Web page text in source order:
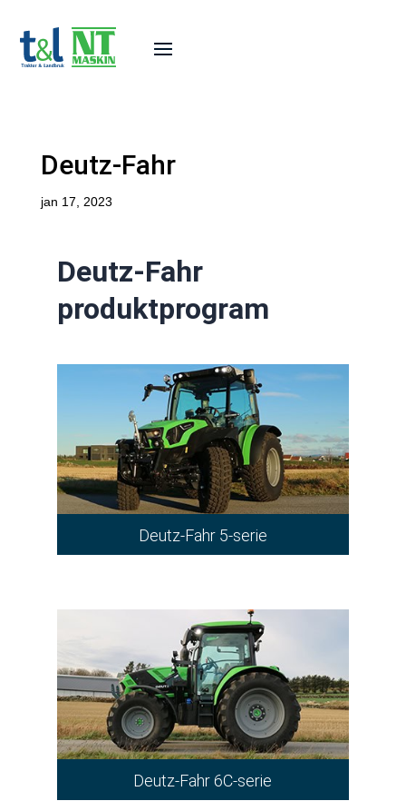
Deutz-Fahr
jan 17, 2023
Deutz-Fahr
produktprogram
Deutz-Fahr 5-serie
Deutz-Fahr 6C-serie